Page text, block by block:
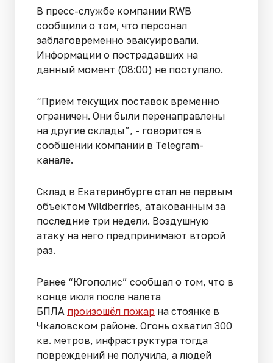
В пресс-службе компании RWB
сообщили о том, что персонал
заблаговременно эвакуировали.
Информации о пострадавших на
данный момент (08:00) не поступало.
“Прием текущих поставок временно
ограничен. Они были перенаправлены
на другие склады”, - говорится в
сообщении компании в Telegram-
канале.
Склад в Екатеринбурге стал не первым
объектом Wildberries, атакованным за
последние три недели. Воздушную
атаку на него предпринимают второй
раз.
Ранее “Югополис” сообщал о том, что в
конце июля после налета
БПЛА произошёл пожар на стоянке в
Чкаловском районе. Огонь охватил 300
кв. метров, инфраструктура тогда
повреждений не получила, а людей